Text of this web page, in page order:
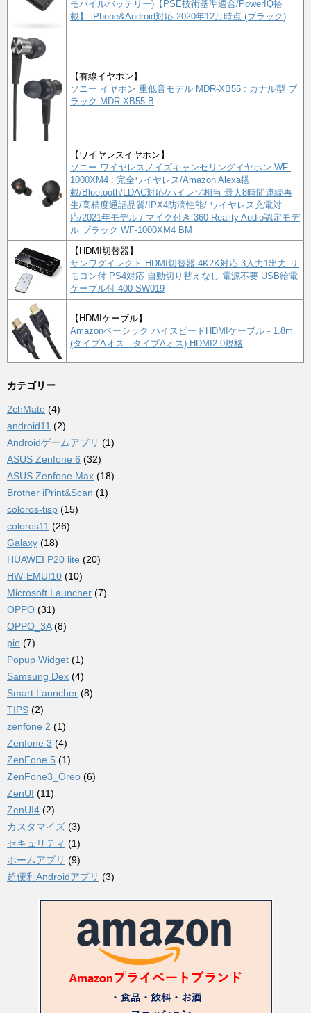
モバイルバッテリー)【PSE技術基準適合/PowerIQ搭
載】 iPhone&Android対応 2020年12月時点 (ブラック)
【有線イヤホン】
ソニー イヤホン 重低音モデル MDR-XB55 : カナル型 ブ
ラック MDR-XB55 B
【ワイヤレスイヤホン】
ソニー ワイヤレスノイズキャンセリングイヤホン WF-
1000XM4 : 完全ワイヤレス/Amazon Alexa搭
載/Bluetooth/LDAC対応/ハイレゾ相当 最大8時間連続再
生/高精度通話品質/IPX4防滴性能/ ワイヤレス充電対
応/2021年モデル / マイク付き 360 Reality Audio認定モデ
ル ブラック WF-1000XM4 BM
【HDMI切替器】
サンワダイレクト HDMI切替器 4K2K対応 3入力1出力 リ
モコン付 PS4対応 自動切り替えなし 電源不要 USB給電
ケーブル付 400-SW019
【HDMIケーブル】
Amazonベーシック ハイスピードHDMIケーブル - 1.8m
(タイプAオス - タイプAオス) HDMI2.0規格
カテゴリー
2chMate (4)
android11 (2)
Androidゲームアプリ (1)
ASUS Zenfone 6 (32)
ASUS Zenfone Max (18)
Brother iPrint&Scan (1)
coloros-tisp (15)
coloros11 (26)
Galaxy (18)
HUAWEI P20 lite (20)
HW-EMUI10 (10)
Microsoft Launcher (7)
OPPO (31)
OPPO_3A(8)
pie (7)
Popup Widget (1)
Samsung Dex (4)
Smart Launcher (8)
TIPS (2)
zenfone 2 (1)
Zenfone 3 (4)
ZenFone 5 (1)
ZenFone3_Oreo (6)
ZenUI (11)
ZenUI4 (2)
カスタマイズ (3)
セキュリティ (1)
ホームアプリ (9)
超便利Androidアプリ (3)